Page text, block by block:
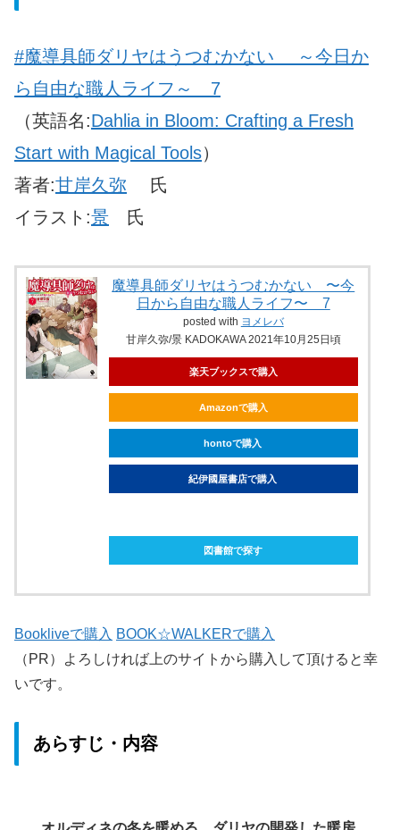
#魔導具師ダリヤはうつむかない ～今日か
ら自由な職人ライフ～ 7
（英語名:Dahlia in Bloom: Crafting a Fresh
Start with Magical Tools）
著者:甘岸久弥 氏
イラスト:景 氏
魔導具師ダリヤはうつむかない 〜今
日から自由な職人ライフ〜 7
posted with ヨメレバ
甘岸久弥/景 KADOKAWA 2021年10月25日頃
楽天ブックスで購入
Amazonで購入
hontoで購入
紀伊國屋書店で購入
図書館で探す
Bookliveで購入 BOOK☆WALKERで購入
（PR）よろしければ上のサイトから購入して頂けると幸
いです。
あらすじ・内容